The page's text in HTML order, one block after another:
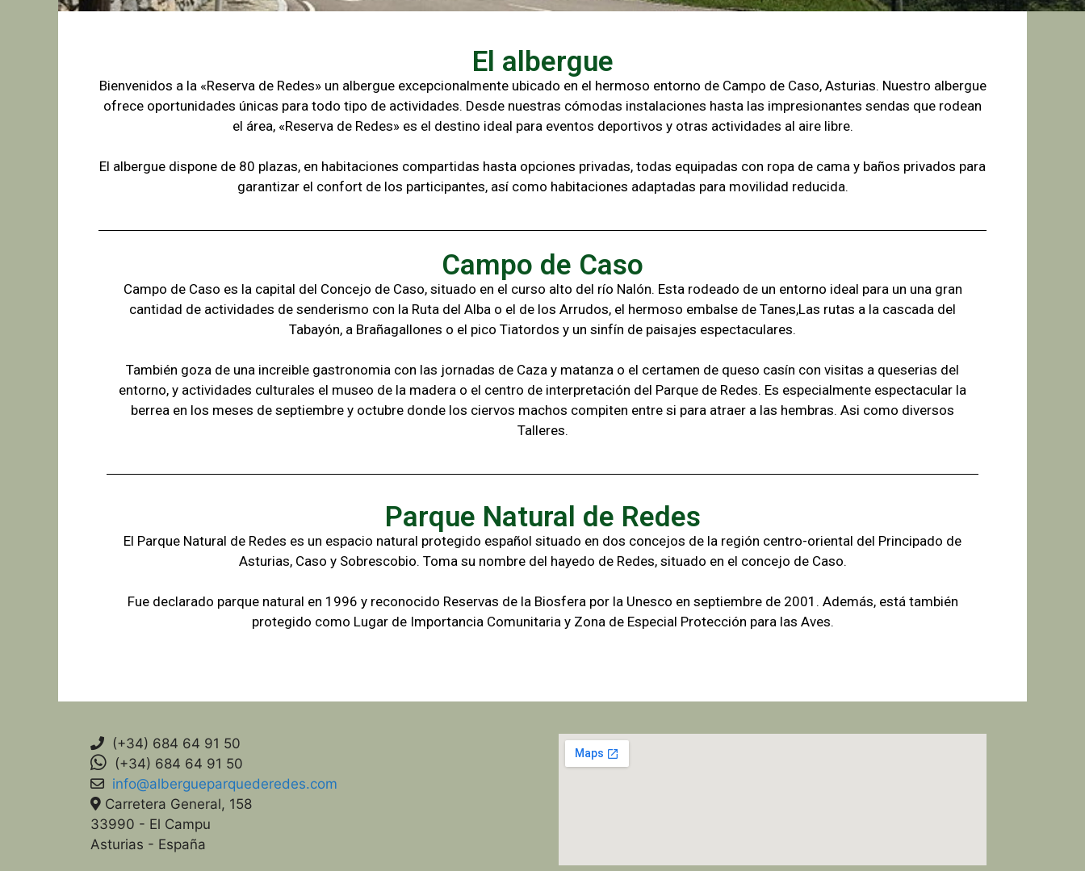
El albergue
Bienvenidos a la «Reserva de Redes» un albergue excepcionalmente ubicado en el hermoso entorno de Campo de Caso, Asturias. Nuestro albergue
ofrece oportunidades únicas para todo tipo de actividades. Desde nuestras cómodas instalaciones hasta las impresionantes sendas que rodean
el área, «Reserva de Redes» es el destino ideal para eventos deportivos y otras actividades al aire libre.
El albergue dispone de 80 plazas, en habitaciones compartidas hasta opciones privadas, todas equipadas con ropa de cama y baños privados para
garantizar el confort de los participantes, así como habitaciones adaptadas para movilidad reducida.
Campo de Caso
Campo de Caso es la capital del Concejo de Caso, situado en el curso alto del río Nalón. Esta rodeado de un entorno ideal para un una gran
cantidad de actividades de senderismo con la Ruta del Alba o el de los Arrudos, el hermoso embalse de Tanes,Las rutas a la cascada del
Tabayón, a Brañagallones o el pico Tiatordos y un sinfín de paisajes espectaculares.
También goza de una increible gastronomia con las jornadas de Caza y matanza o el certamen de queso casín con visitas a queserias del
entorno, y actividades culturales el museo de la madera o el centro de interpretación del Parque de Redes. Es especialmente espectacular la
berrea en los meses de septiembre y octubre donde los ciervos machos compiten entre si para atraer a las hembras. Asi como diversos
Talleres.
Parque Natural de Redes
El Parque Natural de Redes es un espacio natural protegido español situado en dos concejos de la región centro-oriental del Principado de
Asturias, Caso y Sobrescobio. Toma su nombre del hayedo de Redes, situado en el concejo de Caso.
Fue declarado parque natural en 1996 y reconocido Reservas de la Biosfera por la Unesco en septiembre de 2001. Además, está también
protegido como Lugar de Importancia Comunitaria y Zona de Especial Protección para las Aves.
(+34) 684 64 91 50
(+34) 684 64 91 50
info@albergueparquederedes.com
Carretera General, 158
33990 - El Campu
Asturias - España